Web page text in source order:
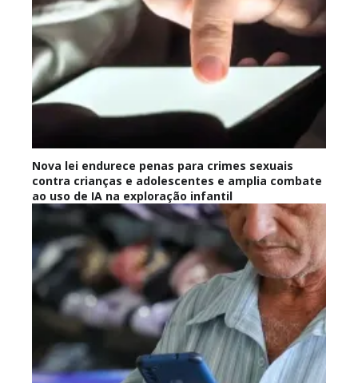
Nova lei endurece penas para crimes sexuais
contra crianças e adolescentes e amplia combate
ao uso de IA na exploração infantil